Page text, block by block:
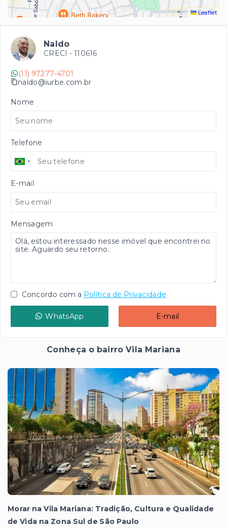
Leaflet
Naldo
CRECI - 110616
(11) 97277-4701
naldo@iurbe.com.br
Nome
Telefone
E-mail
Mensagem
Concordo com a Política de Privacidade
WhatsApp E-mail
Conheça o bairro Vila Mariana
Morar na Vila Mariana: Tradição, Cultura e Qualidade
de Vida na Zona Sul de São Paulo